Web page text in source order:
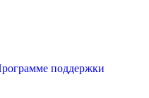
поддержки